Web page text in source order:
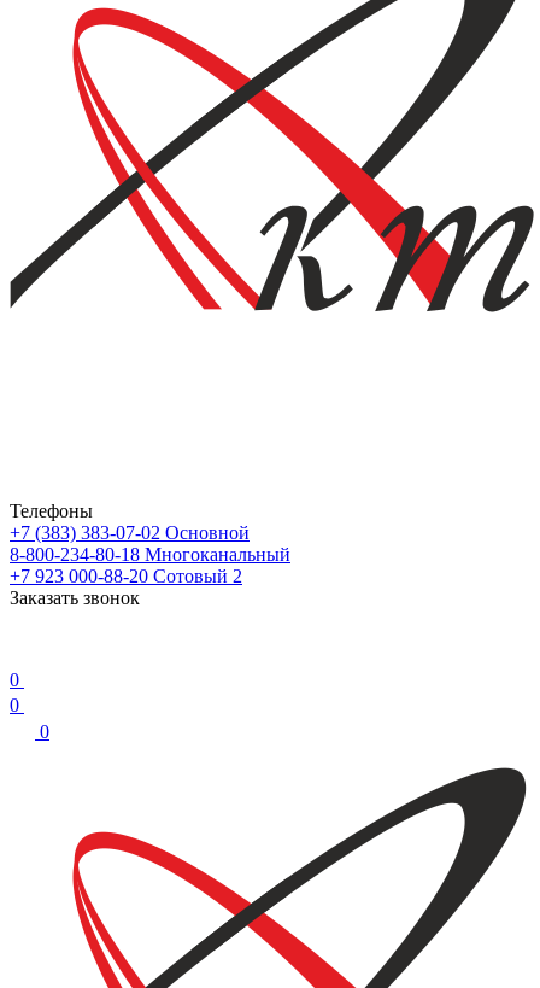
Телефоны
+7 (383) 383-07-02 Основной
8-800-234-80-18 Многоканальный
+7 923 000-88-20 Сотовый 2
Заказать звонок
0
0
0